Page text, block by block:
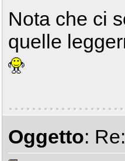
Nota che ci
quelle
Oggetto: